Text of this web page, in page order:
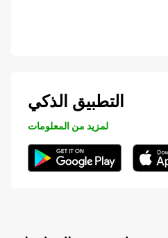
التطبيق الذكي
لمزيد من المعلومات